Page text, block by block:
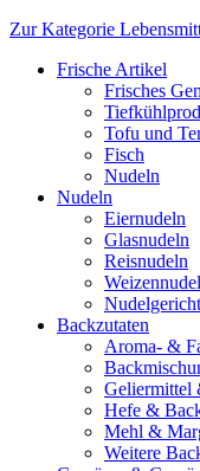
Zur Kategorie
Frische Artikel
Frisches
Tofu und
Fisch
Nudeln
Nudeln
Eiernudeln
Glasnudeln
Reisnudeln
Backzutaten
Aroma- &
Geliermittel
Hefe &
Mehl &
Weitere